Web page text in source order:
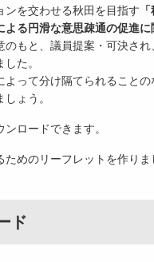
ンを交わせる秋田を目指す
よる円滑な意思疎通の促進に
のもと、議員提案・可決され
た。
って分け隔てられることの
ょう。
ロードできます。
めのリーフレットを作りま
ド